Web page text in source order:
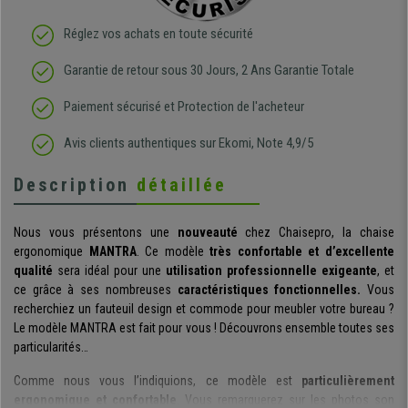
Réglez vos achats en toute sécurité
Garantie de retour sous 30 Jours, 2 Ans Garantie Totale
Paiement sécurisé et Protection de l'acheteur
Avis clients authentiques sur Ekomi, Note 4,9/5
Description détaillée
Nous vous présentons une nouveauté chez Chaisepro, la chaise
ergonomique
MANTRA. Ce modèle très confortable et d’excellente
qualité sera idéal pour une utilisation professionnelle exigeante, et
ce grâce à ses nombreuses caractéristiques fonctionnelles. Vous
recherchiez un fauteuil design et commode pour meubler votre bureau ?
Le modèle MANTRA est fait pour vous ! Découvrons ensemble toutes ses
particularités…
Comme nous vous l’indiquions, ce modèle estparticulièrement
ergonomique et confortable
. Vous remarquerez sur les photos son